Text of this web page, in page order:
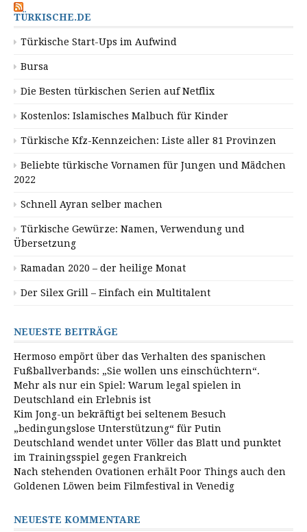
TÜRKISCHE.DE
Türkische Start-Ups im Aufwind
Bursa
Die Besten türkischen Serien auf Netflix
Kostenlos: Islamisches Malbuch für Kinder
Türkische Kfz-Kennzeichen: Liste aller 81 Provinzen
Beliebte türkische Vornamen für Jungen und Mädchen
2022
Schnell Ayran selber machen
Türkische Gewürze: Namen, Verwendung und
Übersetzung
Ramadan 2020 – der heilige Monat
Der Silex Grill – Einfach ein Multitalent
NEUESTE BEITRÄGE
Hermoso empört über das Verhalten des spanischen
Fußballverbands: „Sie wollen uns einschüchtern“.
Mehr als nur ein Spiel: Warum legal spielen in
Deutschland ein Erlebnis ist
Kim Jong-un bekräftigt bei seltenem Besuch
„bedingungslose Unterstützung“ für Putin
Deutschland wendet unter Völler das Blatt und punktet
im Trainingsspiel gegen Frankreich
Nach stehenden Ovationen erhält Poor Things auch den
Goldenen Löwen beim Filmfestival in Venedig
NEUESTE KOMMENTARE